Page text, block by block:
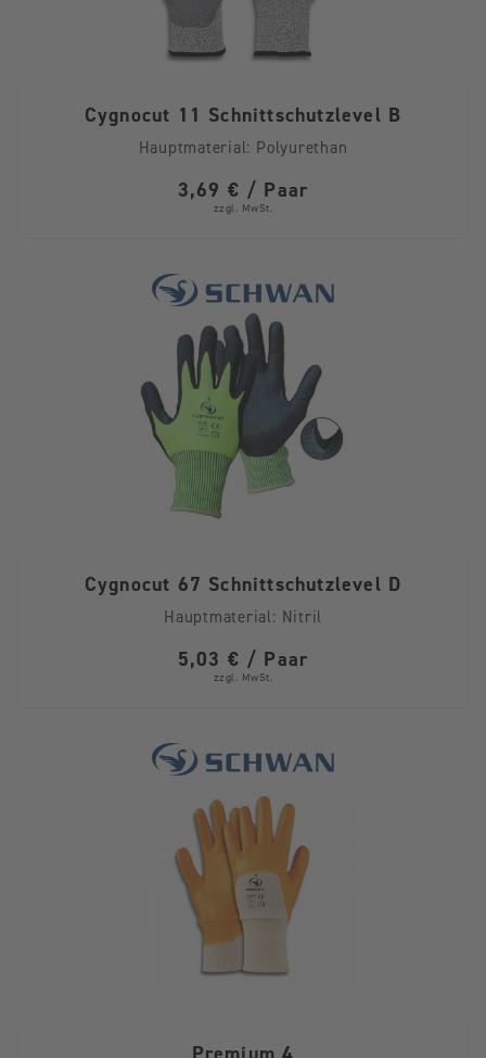
Cygnocut 11 Schnittschutzlevel B
Hauptmaterial: Polyurethan
3,69 € / Paar
zzgl. MwSt.
Cygnocut 67 Schnittschutzlevel D
Hauptmaterial: Nitril
5,03 € / Paar
zzgl. MwSt.